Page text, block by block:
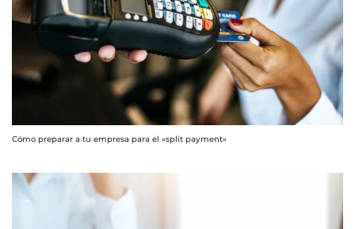
Cómo preparar a tu empresa para el «split payment»